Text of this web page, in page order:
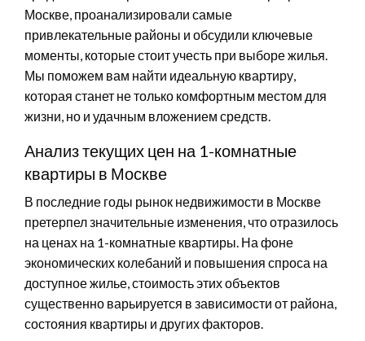
Москве, проанализировали самые
привлекательные районы и обсудили ключевые
моменты, которые стоит учесть при выборе жилья.
Мы поможем вам найти идеальную квартиру,
которая станет не только комфортным местом для
жизни, но и удачным вложением средств.
Анализ текущих цен на 1-комнатные
квартиры в Москве
В последние годы рынок недвижимости в Москве
претерпел значительные изменения, что отразилось
на ценах на 1-комнатные квартиры. На фоне
экономических колебаний и повышения спроса на
доступное жилье, стоимость этих объектов
существенно варьируется в зависимости от района,
состояния квартиры и других факторов.